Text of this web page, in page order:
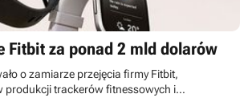
Fitbit za ponad 2 mld dolarów
o zamiarze przejęcia firmy Fitbit,
produkcji trackerów fitnessowych i